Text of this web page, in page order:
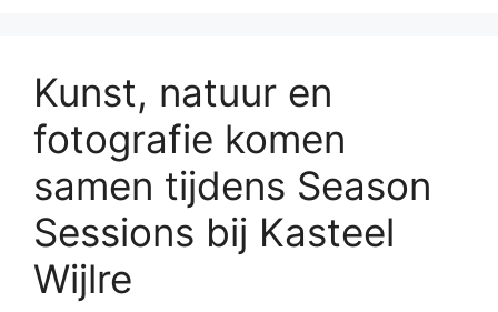
Kunst, natuur en
fotografie komen
samen tijdens Season
Sessions bij Kasteel
Wijlre